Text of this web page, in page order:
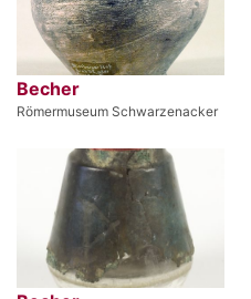
Becher
Römermuseum Schwarzenacker